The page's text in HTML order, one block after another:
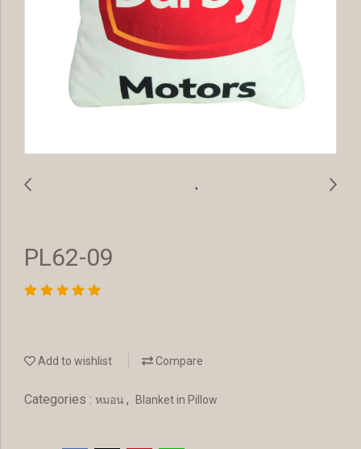
PL62-09
Add to wishlist Compare
Categories : หมอน , Blanket in Pillow